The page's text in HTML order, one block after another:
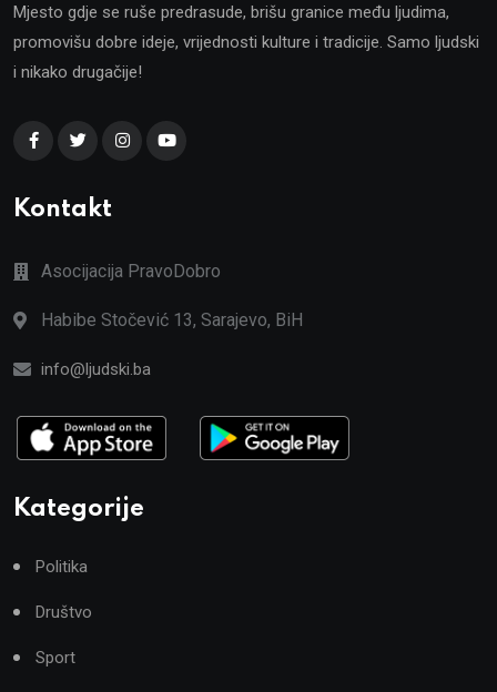
Mjesto gdje se ruše predrasude, brišu granice među ljudima,
promovišu dobre ideje, vrijednosti kulture i tradicije. Samo ljudski
i nikako drugačije!
Kontakt
Asocijacija PravoDobro
Habibe Stočević 13, Sarajevo, BiH
info@ljudski.ba
Kategorije
Politika
Društvo
Sport